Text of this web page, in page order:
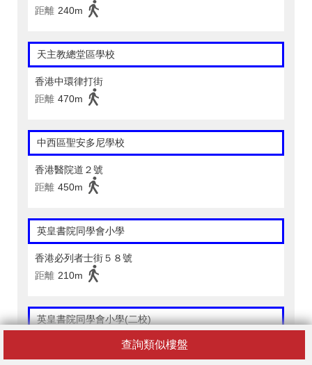
查詢類似樓盤
距離 240m
天主教總堂區學校
香港中環律打街
距離 470m
中西區聖安多尼學校
香港醫院道２號
距離 450m
英皇書院同學會小學
香港必列者士街５８號
距離 210m
英皇書院同學會小學(二校)
香港上環普慶坊４０號